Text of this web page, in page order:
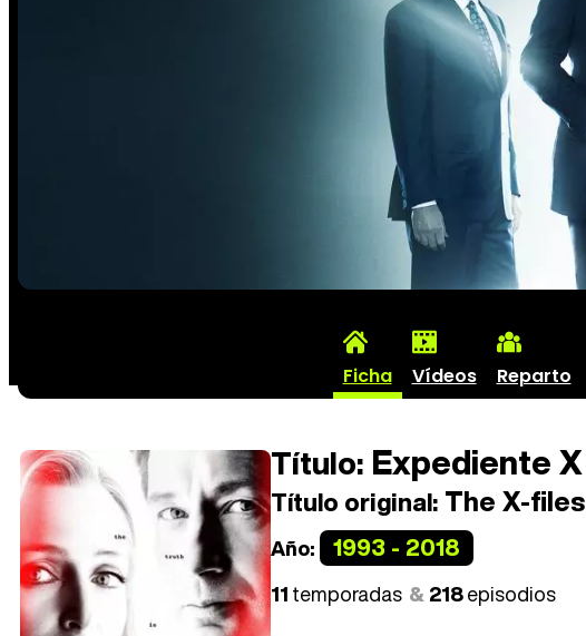
Ficha Vídeos Reparto
Título: Expediente X
Título original: The X-files
Año: 1993 - 2018
11temporadas 218episodios